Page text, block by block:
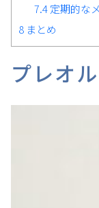
7.4定期的な
8 まとめ
プレオ